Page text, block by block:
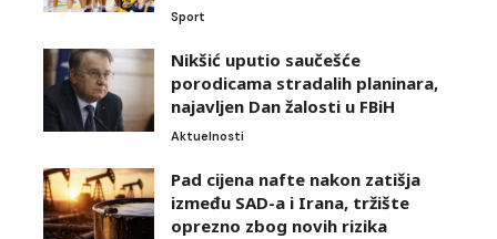
Sport
Nikšić uputio saučešće
porodicama stradalih planinara,
najavljen Dan žalosti u FBiH
Aktuelnosti
Pad cijena nafte nakon zatišja
između SAD-a i Irana, tržište
oprezno zbog novih rizika